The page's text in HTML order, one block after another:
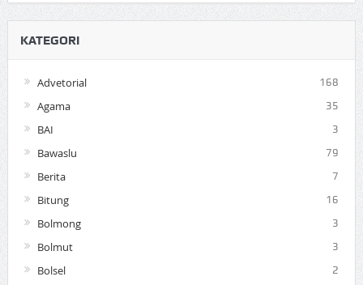
KATEGORI
Advetorial 168
Agama 35
BAI 3
Bawaslu 79
Berita 7
Bitung 16
Bolmong 3
Bolmut 3
Bolsel 2